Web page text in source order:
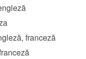
franceză